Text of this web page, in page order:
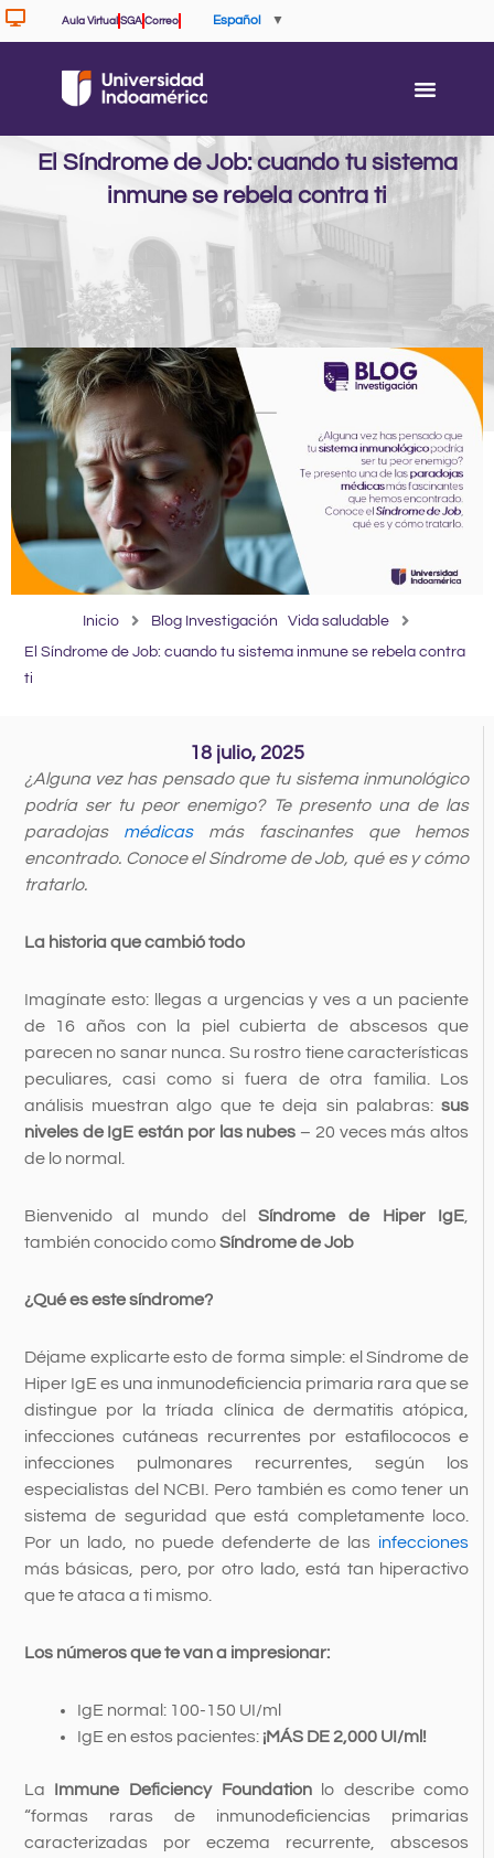
Ir
al
Aula Virtual SGA Correo Español ▼
El Síndrome de Job: cuando tu sistema
inmune se rebela contra ti
Inicio Blog Investigación
Vida saludable
El Síndrome de Job: cuando tu sistema inmune se rebela contra
ti
18 julio, 2025
¿Alguna vez has pensado que tu sistema inmunológico
podría ser tu peor enemigo? Te presento una de las
paradojas médicasmás fascinantes que hemos
encontrado. Conoce el Síndrome de Job, qué es y cómo
tratarlo.
La historia que cambió todo
Imagínate esto: llegas a urgencias y ves a un paciente
de 16 años con la piel cubierta de abscesos que
parecen no sanar nunca. Su rostro tiene características
peculiares, casi como si fuera de otra familia. Los
análisis muestran algo que te deja sin palabras:sus
niveles de IgE están por las nubes – 20 veces más altos
de lo normal.
Bienvenido al mundo delSíndrome de Hiper IgE
también conocido comoSíndrome de Job
¿Qué es este síndrome?
Déjame explicarte esto de forma simple: el Síndrome de
Hiper IgE es una inmunodeficiencia primaria rara que se
distingue por la tríada clínica de dermatitis atópica,
infecciones cutáneas recurrentes por estafilococos e
infecciones pulmonares recurrentes, según los
especialistas del NCBI. Pero también es como tener un
sistema de seguridad que está completamente loco.
Por un lado, no puede defenderte de las infecciones
más básicas, pero, por otro lado, está tan hiperactivo
que te ataca a ti mismo.
Los números que te van a impresionar:
IgE normal: 100-150 UI/ml
IgE en estos pacientes: ¡MÁS DE 2,000 UI/ml!
La Immune Deficiency Foundationlo describe como
“formas raras de inmunodeficiencias primarias
caracterizadas por eczema recurrente, abscesos